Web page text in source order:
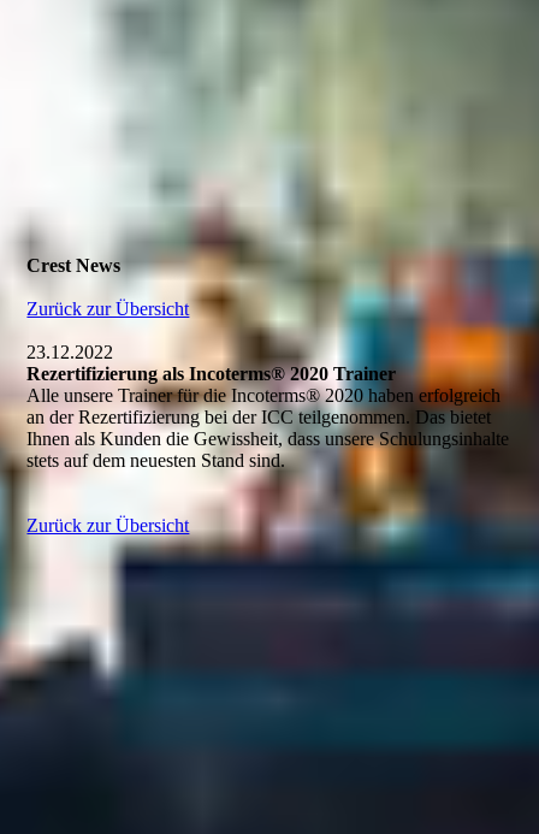
Crest News
Zurück zur Übersicht
23.12.2022
Rezertifizierung als Incoterms® 2020 Trainer
Alle unsere Trainer für die Incoterms® 2020 haben erfolgreich
an der Rezertifizierung bei der ICC teilgenommen. Das bietet
Ihnen als Kunden die Gewissheit, dass unsere Schulungsinhalte
stets auf dem neuesten Stand sind.
Zurück zur Übersicht